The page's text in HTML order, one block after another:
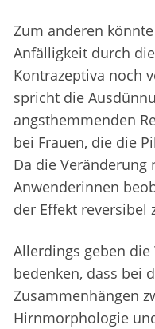
Zum anderen
Anfälligkeit durch
Kontrazeptiva noch
spricht die
angsthemmenden
bei Frauen, die die
Da die
Anwenderinnen
der Effekt reversibel
Allerdings geben
bedenken, dass bei
Zusammenhängen
Hirnmorphologie